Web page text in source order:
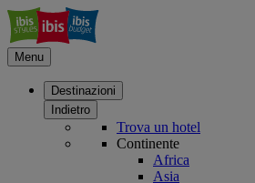
Menu
Destinazioni
Indietro
Trova un hotel
Continente
Africa
Asia